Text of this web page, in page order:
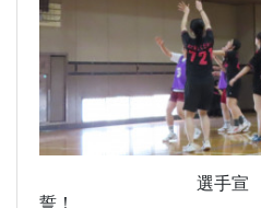
選手宣
誓！ バ